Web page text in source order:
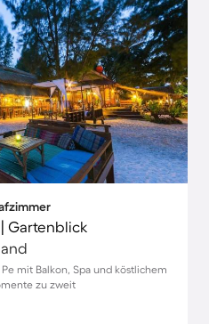
Gartenblick
mit Balkon, Spa und köstlichem
zu zweit